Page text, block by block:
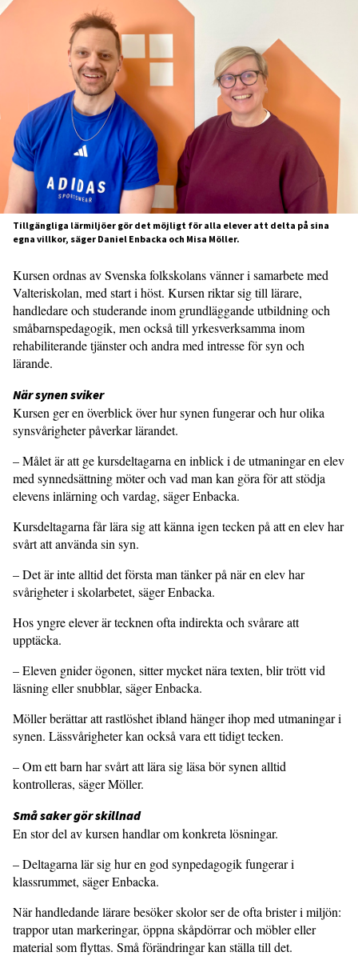
Tillgängliga lärmiljöer gör det möjligt för alla elever att delta på sina
egna villkor, säger Daniel Enbacka och Misa Möller.
Kursen ordnas av Svenska folkskolans vänner i samarbete med
Valteriskolan, med start i höst. Kursen riktar sig till lärare,
handledare och studerande inom grundläggande utbildning och
småbarnspedagogik, men också till yrkesverksamma inom
rehabiliterande tjänster och andra med intresse för syn och
lärande.
När synen sviker
Kursen ger en överblick över hur synen fungerar och hur olika
synsvårigheter påverkar läran­det.
– Målet är att ge kursdeltagarna en inblick i de utmaningar en elev
med syn­nedsättning möter och vad man kan göra för att stödja
elevens inlärning och vardag, säger Enbacka.
Kursdeltagarna får lära sig att känna igen tecken på att en elev har
svårt att använda sin syn.
– Det är inte alltid det första man tänker på när en elev har
svårigheter i skolarbetet, säger Enbacka.
Hos yngre elever är tecknen ofta indirekta och svårare att
upptäcka.
– Eleven gnider ögonen, sitter mycket nära texten, blir trött vid
läsning eller snubblar, säger Enbacka.
Möller berättar att rastlöshet ibland hänger ihop med utmaningar i
synen. Lässvårigheter kan också vara ett tidigt tecken.
– Om ett barn har svårt att lära sig läsa bör synen alltid
kontrolleras, säger Möller.
Små saker gör skillnad
En stor del av kursen handlar om konkreta lösningar.
– Deltagarna lär sig hur en god synpedagogik fungerar i
klassrummet, säger Enbacka.
När handledande lärare besöker skolor ser de ofta brister i miljön:
trappor utan markeringar, öppna skåpdörrar och möbler eller
material som flyttas. Små förändringar kan ställa till det.